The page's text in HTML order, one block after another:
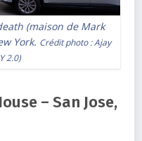
(maison de Mark
York. Crédit photo :Ajay
2.0)
– San Jose,